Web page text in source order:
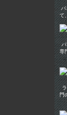
パ
て
専
門